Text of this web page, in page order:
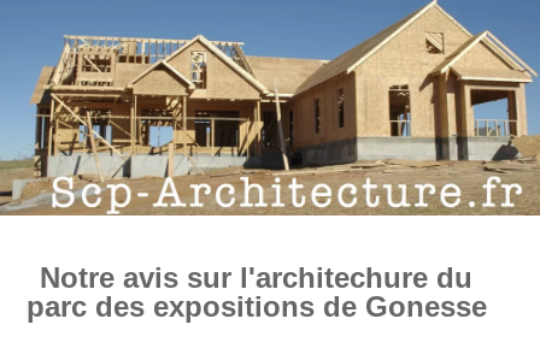
Notre avis sur l'architechure du
parc des expositions de Gonesse